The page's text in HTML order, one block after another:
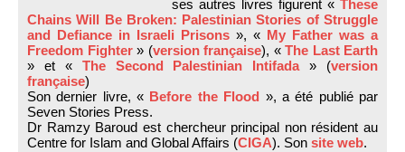
ses autres livres figurent « These
Chains Will Be Broken: Palestinian Stories of Struggle
and Defiance in Israeli Prisons », « My Father was a
Freedom Fighter» (version française), « The Last Earth
» et « The Second Palestinian Intifada» (version
française)
Son dernier livre, « Before the Flood », a été publié par
Seven Stories Press.
Dr Ramzy Baroud est chercheur principal non résident au
Centre for Islam and Global Affairs (CIGA). Son site web.